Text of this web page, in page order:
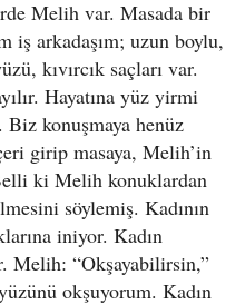
Melih var. Masada bir
iş arkadaşım; uzun boylu,
kıvırcık saçları var.
Hayatına yüz yirmi
konuşmaya henüz
girip masaya, Melih’in
ki Melih konuklardan
söylemiş. Kadının
iniyor. Kadın
Melih: “Okşayabilirsin,”
okşuyorum. Kadın